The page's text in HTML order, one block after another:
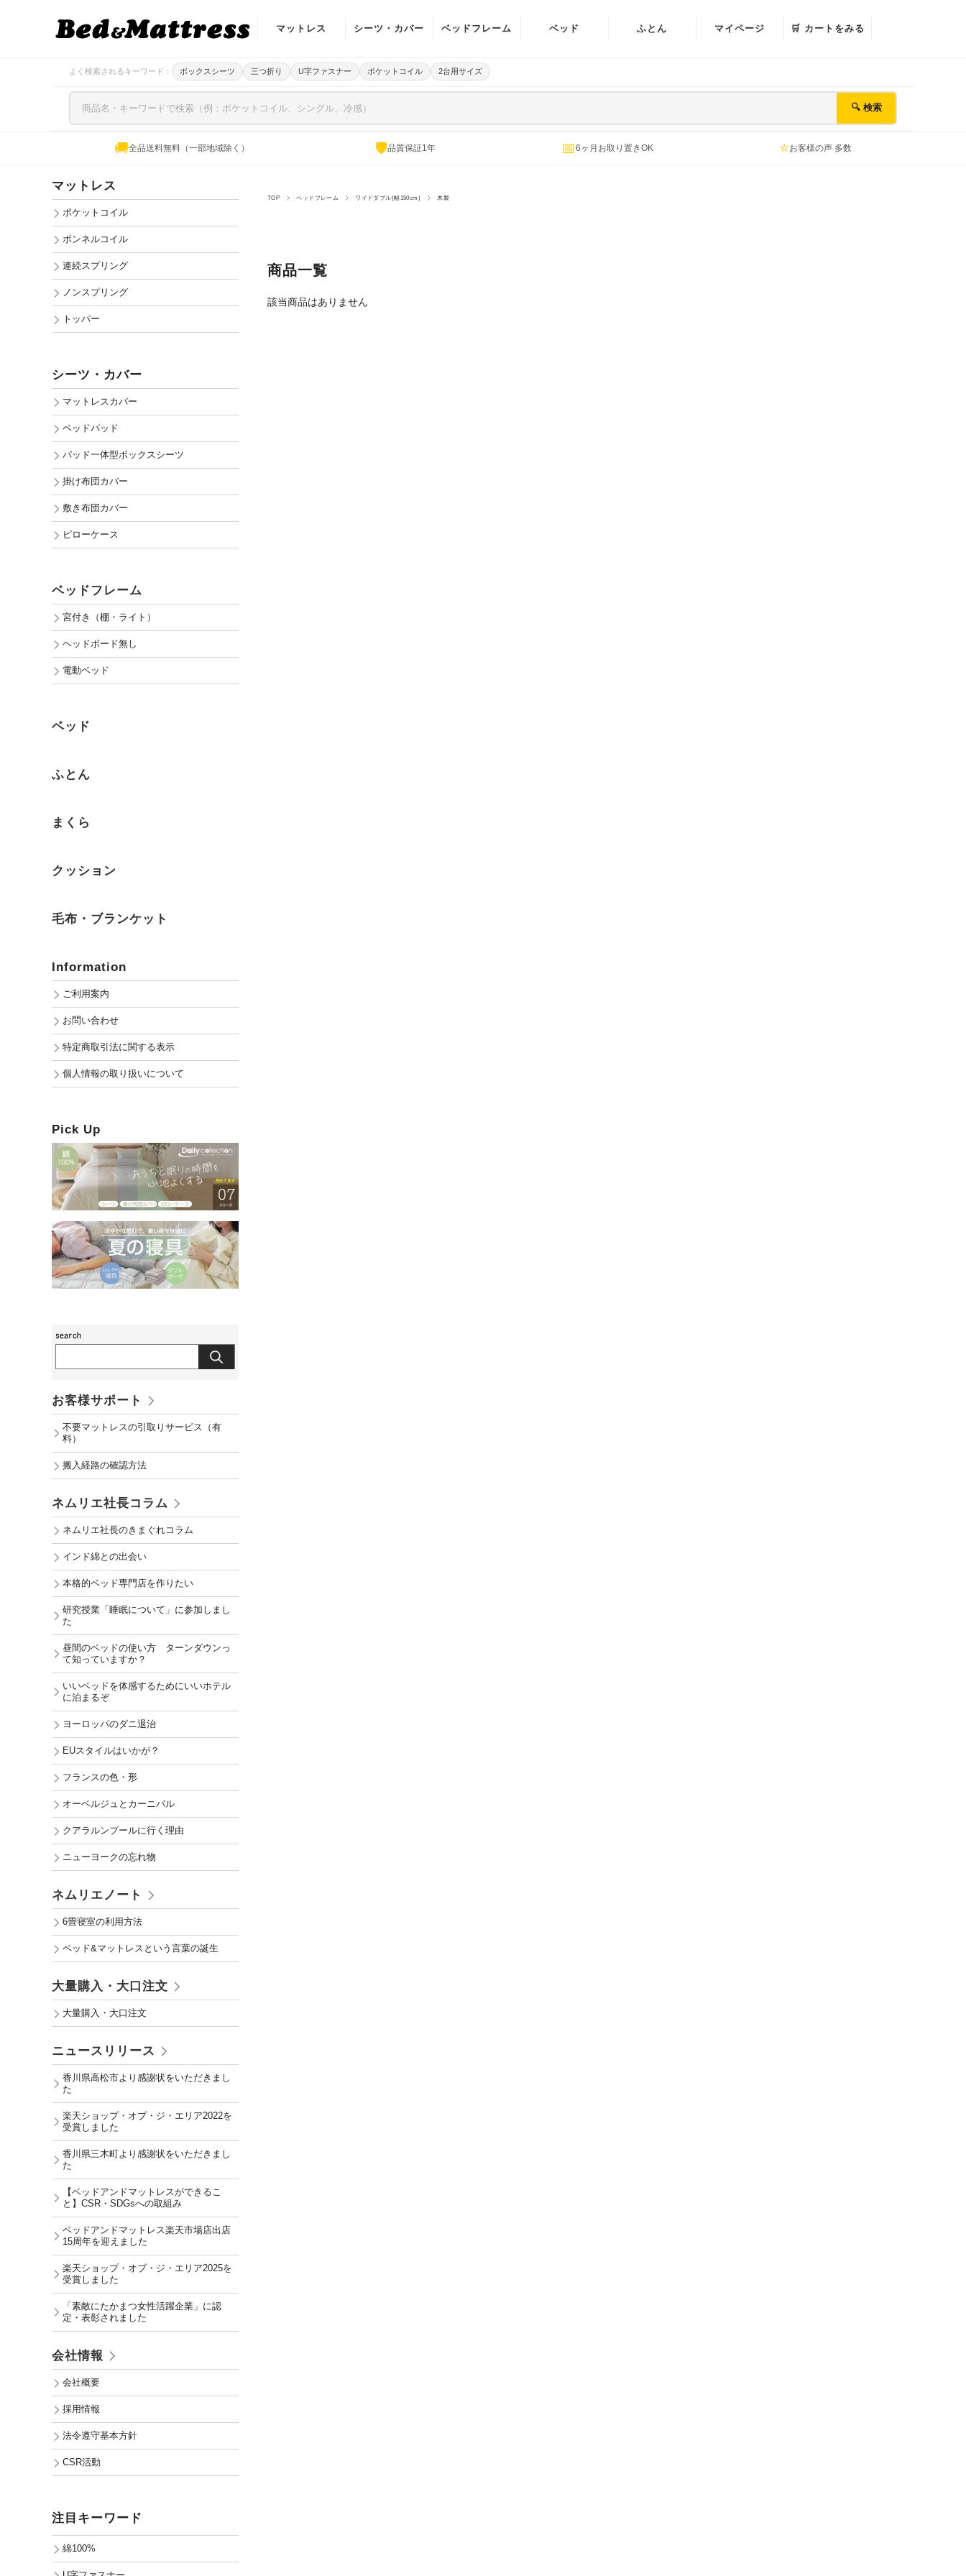
マットレス
ポケットコイル
シーツ・カバー
マットレスカバ
ー
ベッドパッド
パッド一体型ボ
掛け布団カバー
ベッドフレーム
宮付き(棚・ラ
イト)
ベッド ふとん マイページ 🛒 カートをみる
よく検索されるキーワード： ボックスシーツ 三つ折り U字ファスナー ポケットコイル 2台用サイズ
🔍 検索
🚚全品送料無料（一部地域除く） 🛡品質保証1年 📅6ヶ月お取り置きOK ⭐お客様の声 多数
TOP ベッドフレーム ワイドダブル(幅150cm) 木製
商品一覧
該当商品はありません
マットレス
ポケットコイル
ボンネルコイル
連続スプリング
ノンスプリング
トッパー
シーツ・カバー
マットレスカバー
ベッドパッド
パッド一体型ボックスシーツ
掛け布団カバー
敷き布団カバー
ピローケース
ベッドフレーム
宮付き（棚・ライト）
ヘッドボード無し
電動ベッド
ベッド
ふとん
まくら
クッション
毛布・ブランケット
Information
ご利用案内
お問い合わせ
特定商取引法に関する表示
個人情報の取り扱いについて
Pick Up
お客様サポート
不要マットレスの引取りサービス（有
料）
搬入経路の確認方法
ネムリエ社長コラム
ネムリエ社長のきまぐれコラム
インド綿との出会い
本格的ベッド専門店を作りたい
研究授業「睡眠について」に参加しまし
た
昼間のベッドの使い方 ターンダウンっ
て知っていますか？
いいベッドを体感するためにいいホテル
に泊まるぞ
ヨーロッパのダニ退治
EUスタイルはいかが？
フランスの色・形
オーベルジュとカーニバル
クアラルンプールに行く理由
ニューヨークの忘れ物
ネムリエノート
6畳寝室の利用方法
ベッド&マットレスという言葉の誕生
大量購入・大口注文
大量購入・大口注文
ニュースリリース
香川県高松市より感謝状をいただきまし
た
楽天ショップ・オブ・ジ・エリア2022を
受賞しました
香川県三木町より感謝状をいただきまし
た
【ベッドアンドマットレスができるこ
と】CSR・SDGsへの取組み
ベッドアンドマットレス楽天市場店出店
15周年を迎えました
楽天ショップ・オブ・ジ・エリア2025を
受賞しました
「素敵にたかまつ女性活躍企業」に認
定・表彰されました
会社情報
会社概要
採用情報
法令遵守基本方針
CSR活動
注目キーワード
綿100%